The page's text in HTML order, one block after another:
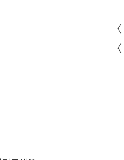
〈
〈